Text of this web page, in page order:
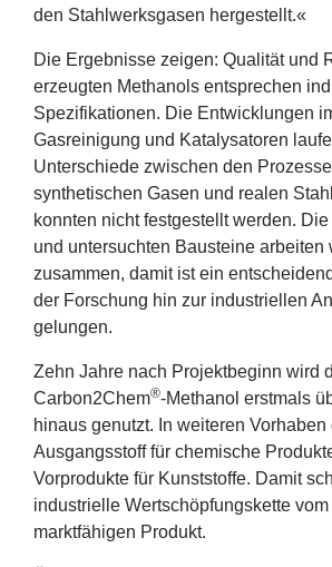
den Stahlwerksgasen hergestellt.«
Die Ergebnisse zeigen: Qualität und
erzeugten Methanols entsprechen
Spezifikationen. Die Entwicklungen
Gasreinigung und Katalysatoren
Unterschiede zwischen den
synthetischen Gasen und realen
konnten nicht festgestellt werden.
und untersuchten Bausteine arbeiten
zusammen, damit ist ein
der Forschung hin zur industriellen
gelungen.
Zehn Jahre nach Projektbeginn wird
Carbon2Chem®‑Methanol erstmals
hinaus genutzt. In weiteren
Ausgangsstoff für chemische
Vorprodukte für Kunststoffe. Damit
industrielle Wertschöpfungskette
marktfähigen Produkt.